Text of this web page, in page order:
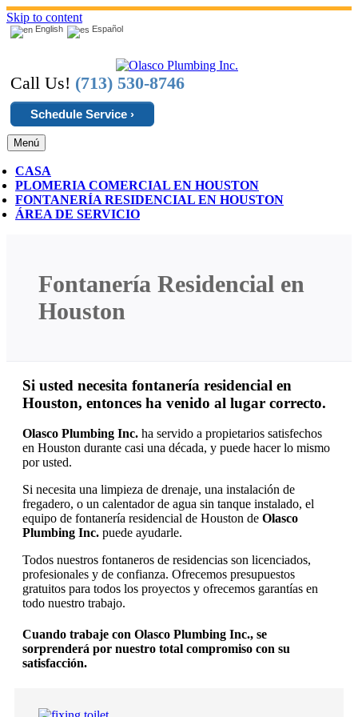
Skip to content
English Español
Call Us! (713) 530-8746
Schedule Service ›
Menú
CASA
PLOMERIA COMERCIAL EN HOUSTON
FONTANERÍA RESIDENCIAL EN HOUSTON
ÁREA DE SERVICIO
Fontanería Residencial en
Houston
Si usted necesita fontanería residencial en
Houston, entonces ha venido al lugar correcto.
Olasco Plumbing Inc. ha servido a propietarios satisfechos
en Houston durante casi una década, y puede hacer lo mismo
por usted.
Si necesita una limpieza de drenaje, una instalación de
fregadero, o un calentador de agua sin tanque instalado, el
equipo de fontanería residencial de Houston de Olasco
Plumbing Inc. puede ayudarle.
Todos nuestros fontaneros de residencias son licenciados,
profesionales y de confianza. Ofrecemos presupuestos
gratuitos para todos los proyectos y ofrecemos garantías en
todo nuestro trabajo.
Cuando trabaje con Olasco Plumbing Inc., se
sorprenderá por nuestro total compromiso con su
satisfacción.